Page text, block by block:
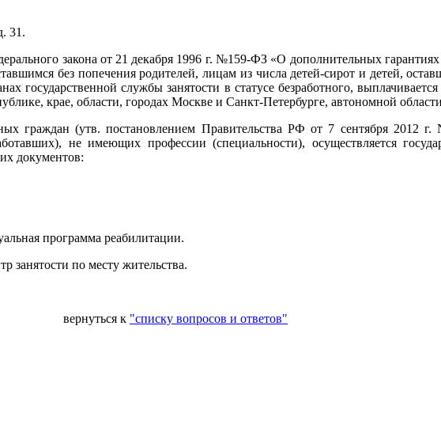
31.
закона от 21 декабря 1996 г. №159-ФЗ «О дополнительных
без попечения родителей, лицам из числа детей-сирот и детей,
государственной службы занятости в статусе безработного,
крае, области, городах Москве и Санкт-Петербурге, автономной
граждан (утв. постановлением Правительства РФ от 7 сентября 2012
не имеющих профессии (специальности), осуществляется
документов:
программа реабилитации.
занятости по месту жительства.
вернуться к "списку вопросов и ответов"